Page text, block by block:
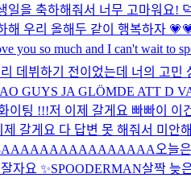
일을 축하해줘서 너무 고마워요!
해 우리 올해두 같이 행복하자
you so much and I can't wait to
데뷔하기 전이었는데 너의 고민
GUYS JA GLÖMDE ATT D
이팅 !!!저 이제 갈게요 빠빠이 이
제 갈게요 다 답변 못 해줘서 미안
AAAAAAAAAAAAAAAA 오늘
자요 ✨️SPOODERMAN살짝 늦